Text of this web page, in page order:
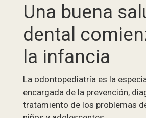
Una buena
dental
la infancia
La odontopediatría es la
encargada de la prevención,
tratamiento de los problemas